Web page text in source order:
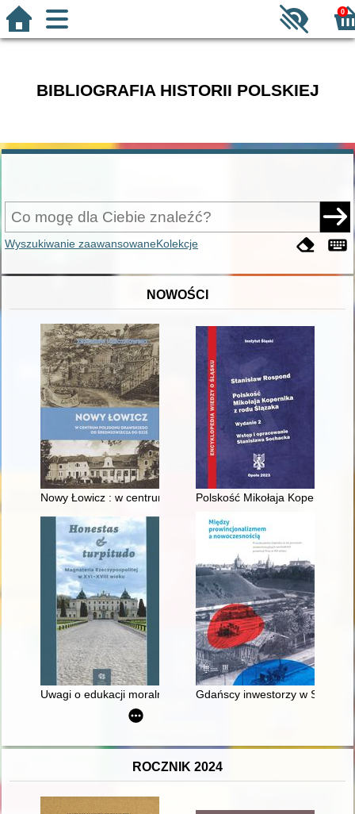
0
BIBLIOGRAFIA HISTORII POLSKIEJ
Wyszukiwanie zaawansowaneKolekcje
NOWOŚCI
Nowy Łowicz : w centrum poligonu drawskiego od
Polskość Mikołaja Kopernika z
Uwagi o edukacji moralnej synów szlacheckich w XVI-
Gdańscy inwestorzy w
ROCZNIK 2024